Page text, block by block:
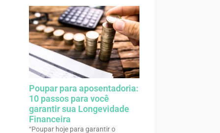
Poupar para aposentadoria:
10 passos para você
garantir sua Longevidade
Financeira
“Poupar hoje para garantir o